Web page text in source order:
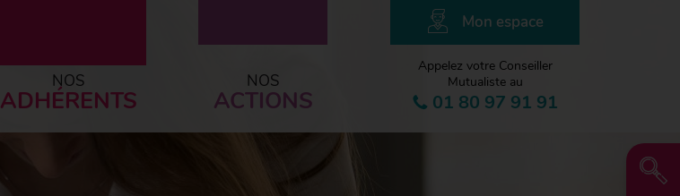
Mon espace
Appelez votre Conseiller
Mutualiste au
01 80 97 91 91
NOS
ADHÉRENTS
NOS
ACTIONS